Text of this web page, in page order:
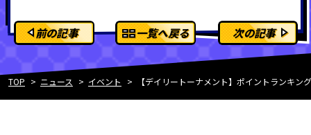
前の記事 一覧へ戻る 次の記事
TOP ニュース イベント 【デイリートーナメント】ポイントランキ